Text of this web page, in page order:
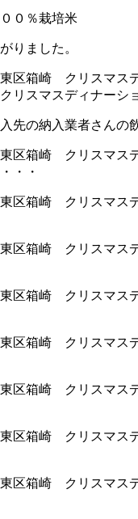
０％栽培米
りました。
リスマスディナーシ
先の納入業者さん
・・